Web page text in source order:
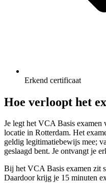
Erkend certificaat
Hoe verloopt het
Je legt het VCA Basis
locatie in Rotterdam. Het
geldig legitimatiebewijs mee;
geslaagd bent. Je ontvangt je
Bij het VCA Basis examen zit
Daardoor krijg je 15 minuten